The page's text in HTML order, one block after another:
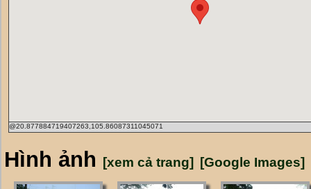
@20.877884719407263,105.86087311045071
Hình ảnh [xem cả trang] [Google Images]